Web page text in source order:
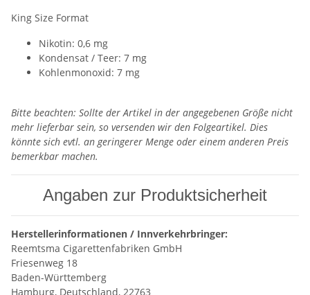
King Size Format
Nikotin: 0,6 mg
Kondensat / Teer: 7 mg
Kohlenmonoxid: 7 mg
Bitte beachten: Sollte der Artikel in der angegebenen Größe nicht
mehr lieferbar sein, so versenden wir den Folgeartikel. Dies
könnte sich evtl. an geringerer Menge oder einem anderen Preis
bemerkbar machen.
Angaben zur Produktsicherheit
Herstellerinformationen / Innverkehrbringer:
Reemtsma Cigarettenfabriken GmbH
Friesenweg 18
Baden-Württemberg
Hamburg, Deutschland, 22763